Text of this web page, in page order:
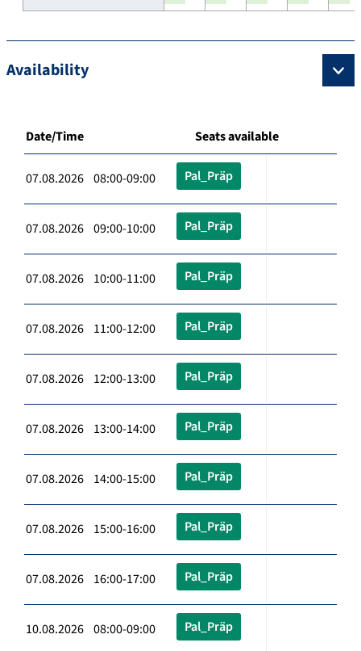
Availability
Date/Time Seats available
07.08.2026 08:00-09:00 Pal_Präp
07.08.2026 09:00-10:00 Pal_Präp
07.08.2026 10:00-11:00 Pal_Präp
07.08.2026 11:00-12:00 Pal_Präp
07.08.2026 12:00-13:00 Pal_Präp
07.08.2026 13:00-14:00 Pal_Präp
07.08.2026 14:00-15:00 Pal_Präp
07.08.2026 15:00-16:00 Pal_Präp
07.08.2026 16:00-17:00 Pal_Präp
10.08.2026 08:00-09:00 Pal_Präp